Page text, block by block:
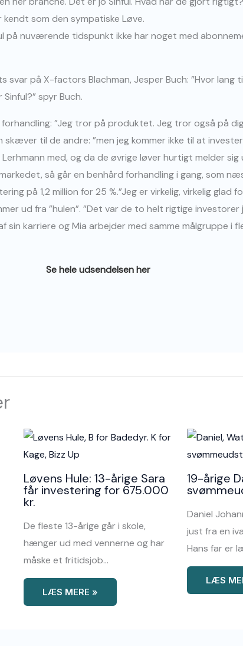
som den sympatiske Løve.
på nuværende tidspunkt ikke har noget med
svar på X-factors Blachman, Jesper Buch: ”Hvor lang
spyr Buch.
”Jeg tror på produktet. Jeg tror også på
til de andre: ”men jeg kommer ikke til at
med, og da de øvrige løver hurtigt melder
så går en benhård forhandling i gang, som
på 1,2 million for 25 %.”Jeg er virkelig, virkelig glad
ud fra ”hulen”. ”Det var de to helt rigtige
karriere og Mia arbejder med samme målgruppe i
Se hele udsendelsen her
Løvens Hule: 13-årige Sara
får investering for 675.000
kr.
De fleste 13-årige går i skole,
hænger ud med vennerne og har
måske et fritidsjob…
LÆS MERE »
19-årige
Daniel
just fra en
Hans far er
LÆS